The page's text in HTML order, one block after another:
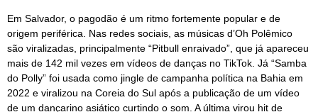
Em Salvador, o pagodão é um ritmo fortemente popular e de
origem periférica. Nas redes sociais, as músicas d’Oh Polêmico
são viralizadas, principalmente “Pitbull enraivado”, que já apareceu
mais de 142 mil vezes em vídeos de danças no TikTok. Já “Samba
do Polly” foi usada como jingle de campanha política na Bahia em
2022 e viralizou na Coreia do Sul após a publicação de um vídeo
de um dançarino asiático curtindo o som. A última virou hit de